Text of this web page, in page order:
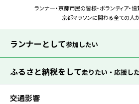
ランナー・京都市民の皆様・ボランティア・
京都マラソンに関わる全ての人
ランナーとして参加したい
ふるさと納税をして走りたい・応援し
交通影響